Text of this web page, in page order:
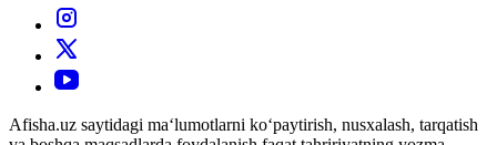
Afisha.uz saytidagi ma‘lumotlarni ko‘paytirish, nusxalash, tarqatish